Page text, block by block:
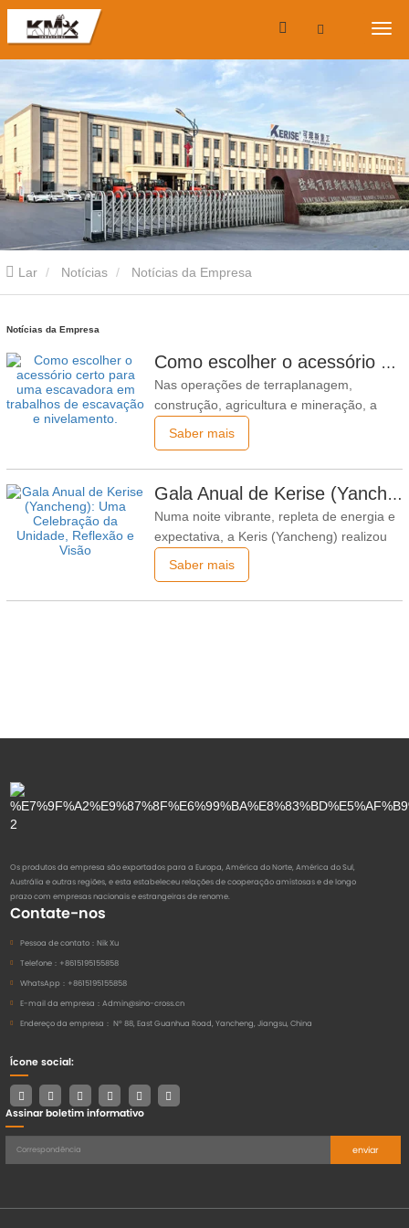
Lar Notícias Notícias da Empresa
Notícias da Empresa
Como escolher o acessório certo para uma escavadora em trabalhos de escavação e nivelamento.
Nas operações de terraplanagem,
construção, agricultura e mineração, a
tarefas diárias mais comuns. Escolher o
essencial para melhorar a produtividade,
garantir a segurança e prolongar a vida
útil do equipamento. Na Kerise
Saber mais
Gala Anual de Kerise (Yancheng): Uma Celebração da Unidade, Reflexão e Visão
Numa noite vibrante, repleta de energia e
expectativa, a Keris (Yancheng) realizou
colaboradores de todos os departamentos
Saber mais
Os produtos da empresa são exportados para a Europa, América do Norte, América do Sul,
Austrália e outras regiões, e esta estabeleceu relações de cooperação amistosas e de longo
prazo com empresas nacionais e estrangeiras de renome.
Contate-nos
Pessoa de contato： Nik Xu
Telefone： +8615195155858
WhatsApp： +8615195155858
E-mail da empresa： Admin@sino-cross.cn
Endereço da empresa： Nº 88, East Guanhua Road, Yancheng, Jiangsu, China
Ícone social:
Assinar boletim informativo
enviar